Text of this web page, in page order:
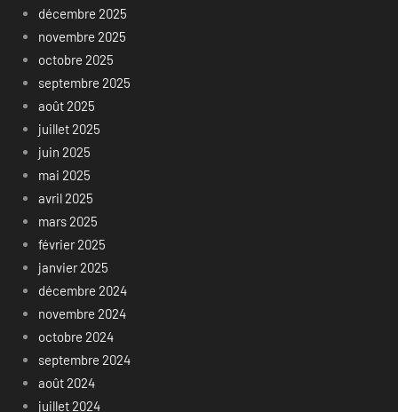
décembre 2025
novembre 2025
octobre 2025
septembre 2025
août 2025
juillet 2025
juin 2025
mai 2025
avril 2025
mars 2025
février 2025
janvier 2025
décembre 2024
novembre 2024
octobre 2024
septembre 2024
août 2024
juillet 2024